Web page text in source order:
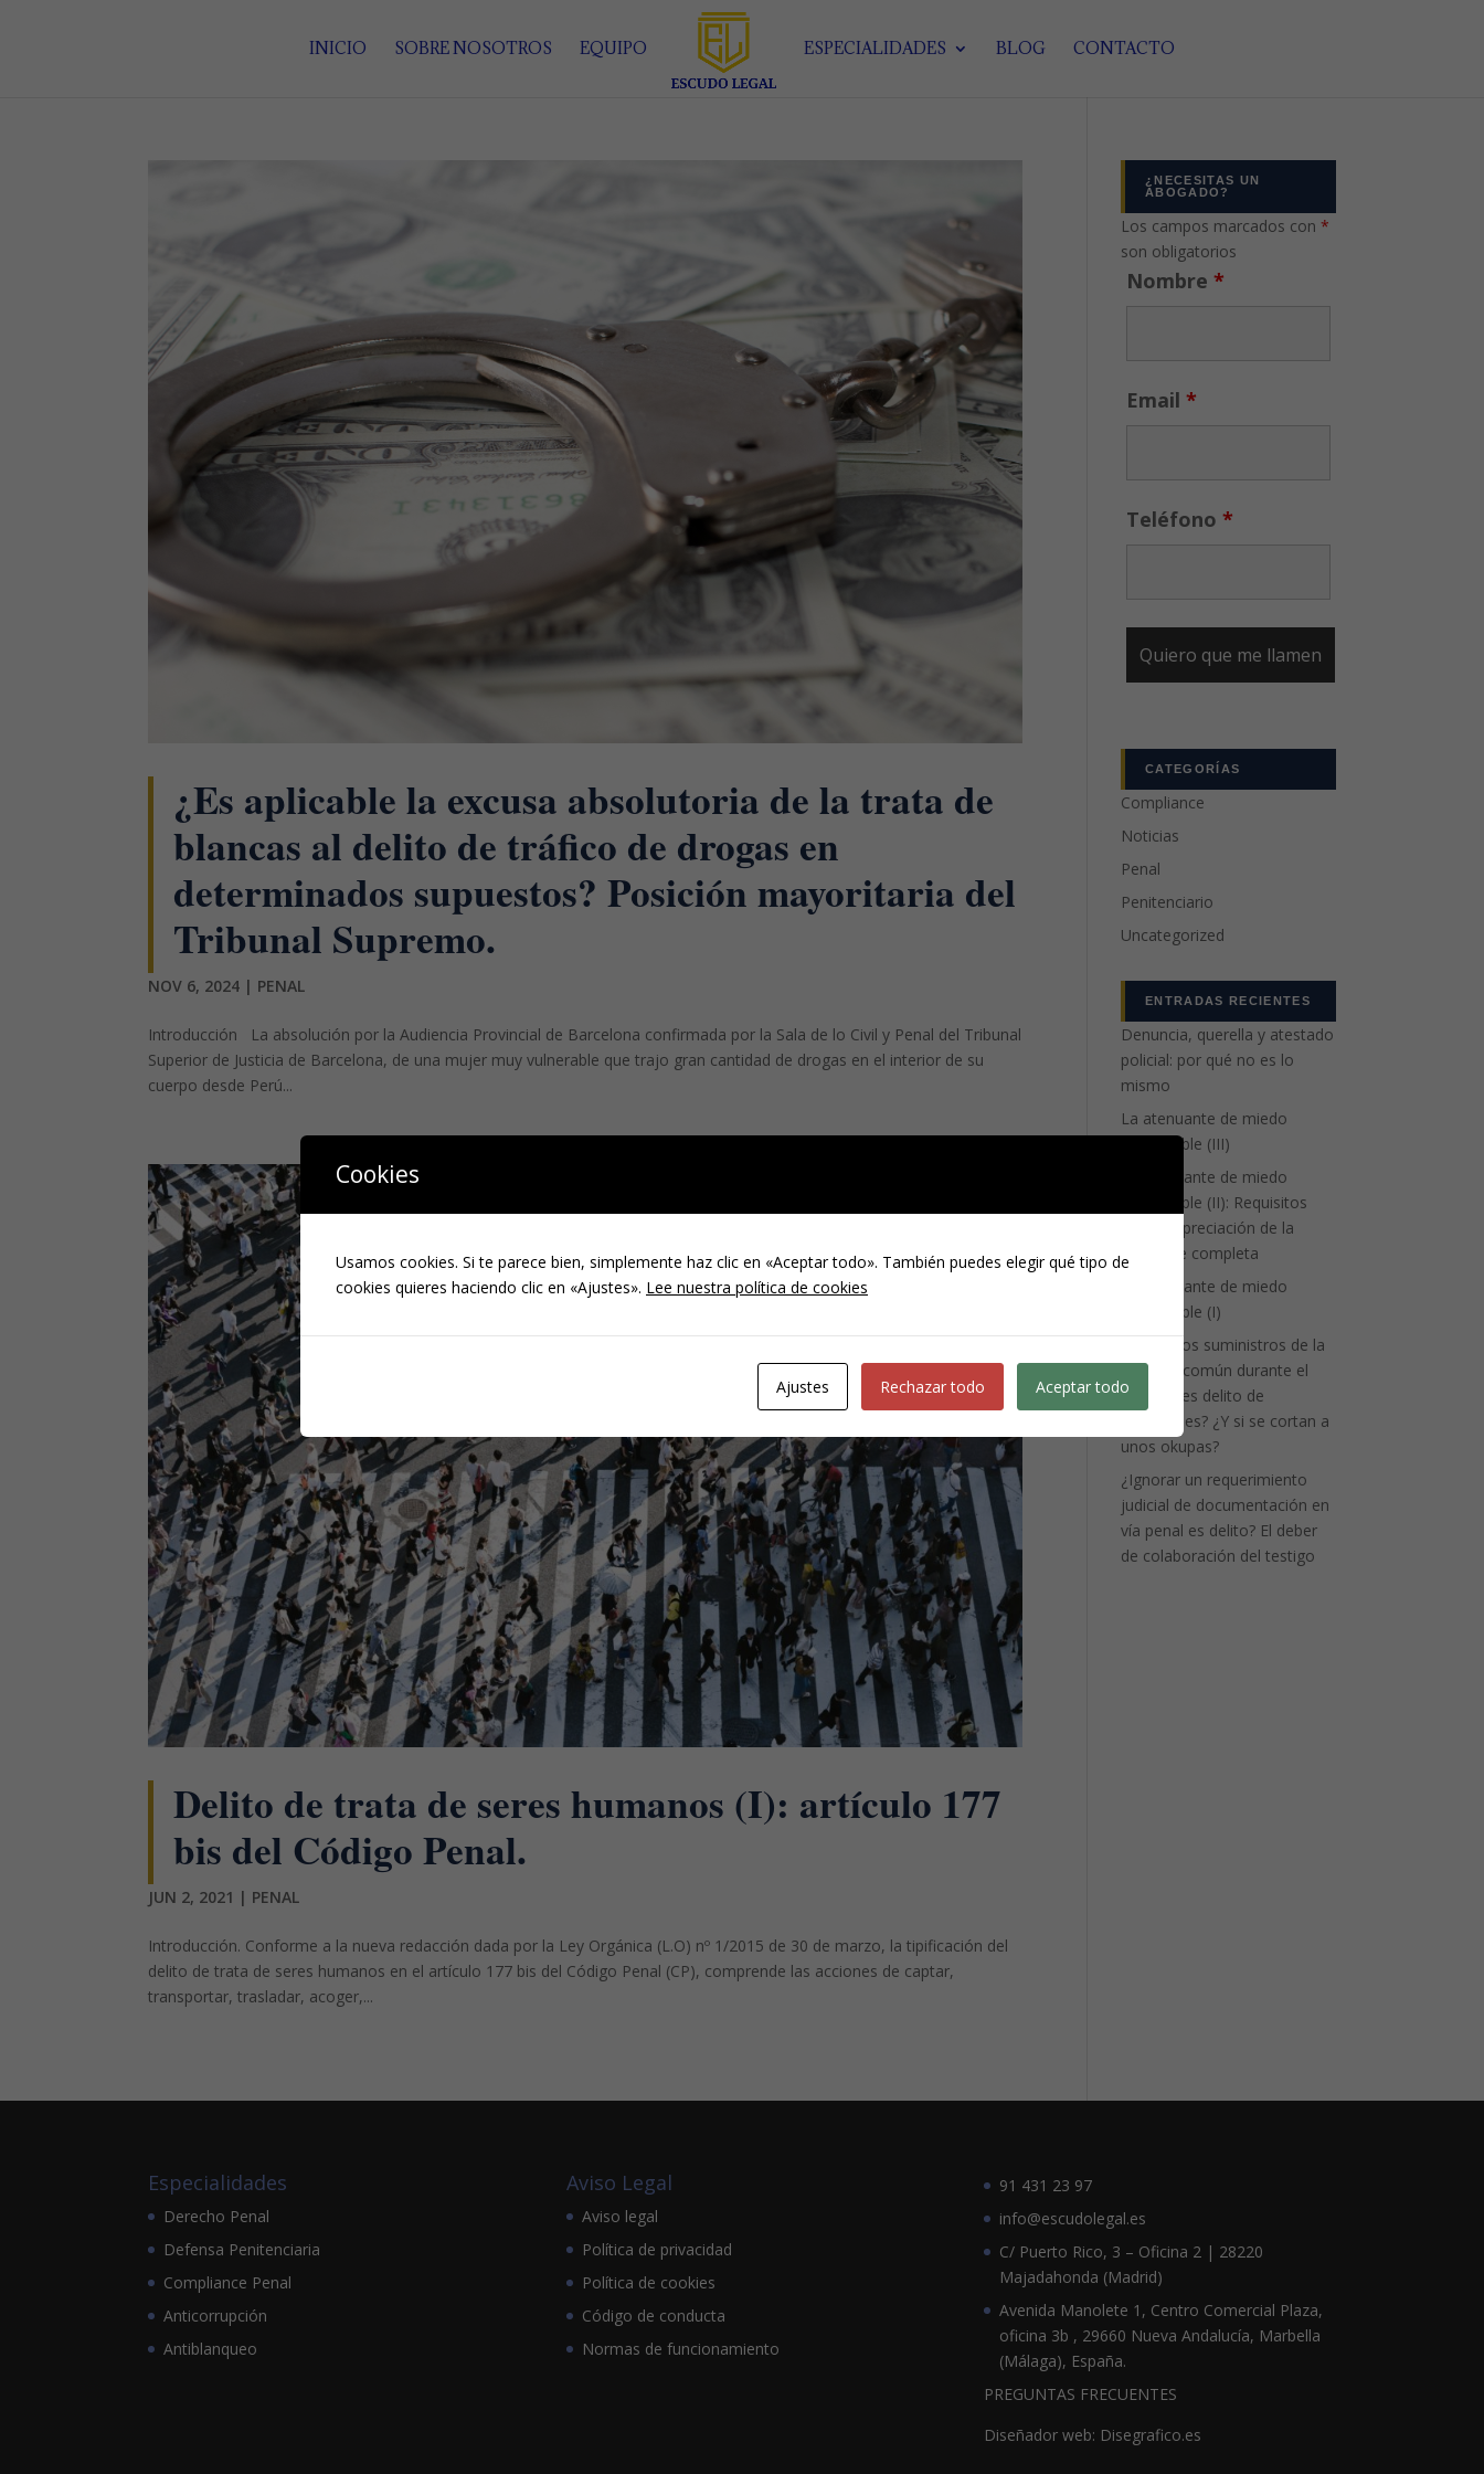
INICIO SOBRE NOSOTROS EQUIPO ESPECIALIDADES BLOG CONTACTO
¿Es aplicable la excusa absolutoria de la trata de
blancas al delito de tráfico de drogas en
determinados supuestos? Posición mayoritaria del
Tribunal Supremo.
NOV 6, 2024 | PENAL
Introducción La absolución por la Audiencia Provincial de Barcelona confirmada por la Sala de lo Civil y Penal del Tribunal
Superior de Justicia de Barcelona, de una mujer muy vulnerable que trajo gran cantidad de drogas en el interior de su
cuerpo desde Perú...
Delito de trata de seres humanos (I): artículo 177
bis del Código Penal.
JUN 2, 2021 | PENAL
Introducción. Conforme a la nueva redacción dada por la Ley Orgánica (L.O) nº 1/2015 de 30 de marzo, la tipificación del
delito de trata de seres humanos en el artículo 177 bis del Código Penal (CP), comprende las acciones de captar,
transportar, trasladar, acoger,...
¿NECESITAS UN
ABOGADO?
Los campos marcados con*
son obligatorios
Nombre*
Email*
Teléfono*
CATEGORÍAS
Compliance
Noticias
Penal
Penitenciario
Uncategorized
ENTRADAS RECIENTES
Denuncia, querella y atestado
policial: por qué no es lo
mismo
La atenuante de miedo
insuperable (III)
La atenuante de miedo
insuperable (II): Requisitos
para la apreciación de la
eximente completa
La atenuante de miedo
insuperable (I)
¿Cortar los suministros de la
vivienda común durante el
divorcio es delito de
coacciones? ¿Y si se cortan a
unos okupas?
¿Ignorar un requerimiento
judicial de documentación en
vía penal es delito? El deber
de colaboración del testigo
Especialidades
Derecho Penal
Defensa Penitenciaria
Compliance Penal
Anticorrupción
Antiblanqueo
Aviso Legal
Aviso legal
Política de privacidad
Política de cookies
Código de conducta
Normas de funcionamiento
91 431 23 97
info@escudolegal.es
C/ Puerto Rico, 3 – Oficina 2 | 28220
Majadahonda (Madrid)
Avenida Manolete 1, Centro Comercial Plaza,
oficina 3b , 29660 Nueva Andalucía, Marbella
(Málaga), España.
PREGUNTAS FRECUENTES
Diseñador web: Disegrafico.es
Cookies
Usamos cookies. Si te parece bien, simplemente haz clic en «Aceptar todo». También puedes elegir qué tipo de
cookies quieres haciendo clic en «Ajustes». Lee nuestra política de cookies
Ajustes Rechazar todo Aceptar todo